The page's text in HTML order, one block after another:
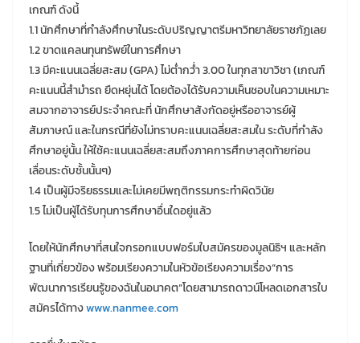
เกณฑ์ ดังนี้
1.1 นักศึกษาที่กำลังศึกษาในระดับปริญญาตรีมหาวิทยาลัยราชภัฏเลย
1.2 ขาดแคลนทุนทรัพย์ในการศึกษา
1.3 มีคะแนนเฉลี่ยสะสม (GPA) ไม่ต่ำกว่ํา 3.00 ในทุกสาขาวิชา (เกณฑ์
คะแนนนี้สํามํารถ ยืดหยุ่นได้ โดยต้องได้รับความเห็นชอบในความเหมาะ
สมจากอาจารย์ประจำคณะที่ นักศึกษาสังกัดอยู่หรืออาจารย์ผู้
สัมภาษณ์ และในกรณีที่ยังไม่ทราบคะแนนเฉลี่ยสะสมใน ระดับที่กำลัง
ศึกษาอยู่นั้น ให้ใช้คะแนนเฉลี่ยสะสมถึงภาคการศึกษาสุดท้ายก่อน
เลื่อนระดับชั้นนั้นๆ)
1.4 เป็นผู้มีจริยธรรมและไม่เคยมีพฤติกรรมกระทำผิดวินัย
1.5 ไม่เป็นผู้ได้รับทุนการศึกษาอื่นใดอยู่แล้ว
โดยให้นักศึกษาที่สนใจกรอกแบบฟอร์มใบสมัครของมูลนิธิฯ และหลัก
ฐานที่เกี่ยวข้อง พร้อมเรียงความในหัวข้อเรียงความเรื่อง“การ
พัฒนาการเรียนรู้ของฉันในอนาคต”โดยสามารถดาวน์โหลดเอกสารใบ
สมัครได้ทางwww.nanmee.com